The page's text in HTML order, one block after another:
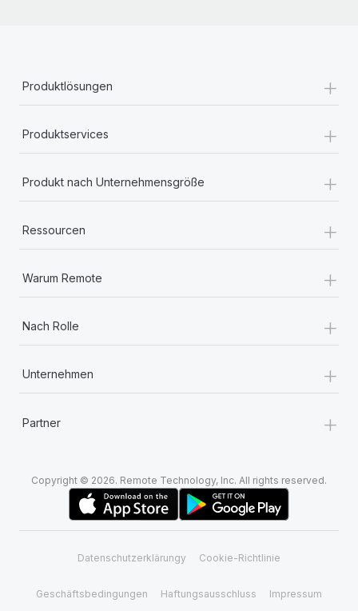
Produktlösungen +
Produktservices +
Produkt nach Unternehmensgröße +
Ressourcen +
Warum Remote +
Nach Rolle +
Unternehmen +
Partner +
Copyright © 2026. Remote Technology, Inc. All rights reserved.
Datenschutzerklärungy Cookie-Richtlinie
Geschäftsbedingungen Haftungsausschluss Impressum